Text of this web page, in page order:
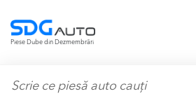
navigation
content
Piese Dube din Dezmembrări